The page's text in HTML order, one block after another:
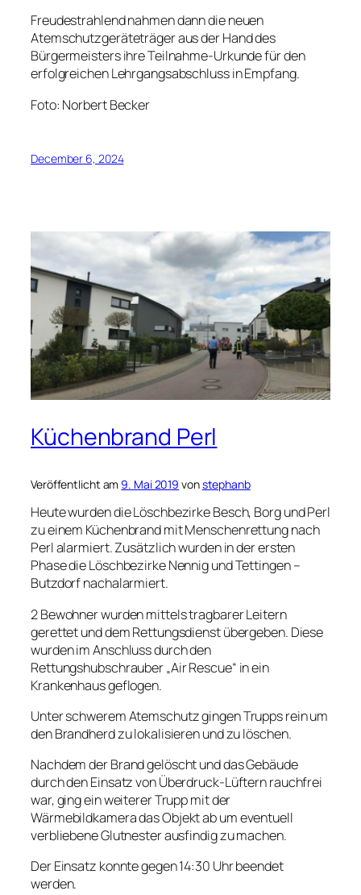
Freudestrahlend nahmen dann die neuen
Atemschutzgeräteträger aus der Hand des
Bürgermeisters ihre Teilnahme-Urkunde für den
erfolgreichen Lehrgangsabschluss in Empfang.
Foto: Norbert Becker
December 6, 2024
Küchenbrand Perl
Veröffentlicht am 9. Mai 2019 vonstephanb
Heute wurden die Löschbezirke Besch, Borg und Perl
zu einem Küchenbrand mit Menschenrettung nach
Perl alarmiert. Zusätzlich wurden in der ersten
Phase die Löschbezirke Nennig und Tettingen –
Butzdorf nachalarmiert.
2 Bewohner wurden mittels tragbarer Leitern
gerettet und dem Rettungsdienst übergeben. Diese
wurden im Anschluss durch den
Rettungshubschrauber „Air Rescue“ in ein
Krankenhaus geflogen.
Unter schwerem Atemschutz gingen Trupps rein um
den Brandherd zu lokalisieren und zu löschen.
Nachdem der Brand gelöscht und das Gebäude
durch den Einsatz von Überdruck-Lüftern rauchfrei
war, ging ein weiterer Trupp mit der
Wärmebildkamera das Objekt ab um eventuell
verbliebene Glutnester ausfindig zu machen.
Der Einsatz konnte gegen 14:30 Uhr beendet
werden.